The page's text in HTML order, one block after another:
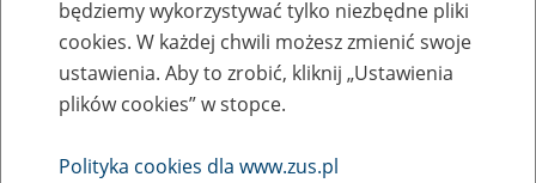
Zaproś ZUS do siebie - zakładanie profili
eZUS w siedzibie Twojej firmy
Rodzaj wydarzenia
będziemy wykorzystywać tylko niezbędne pliki
cookies. W każdej chwili możesz zmienić swoje
ustawienia. Aby to zrobić, kliknij „Ustawienia
plików cookies” w stopce.
Polityka cookies dla www.zus.pl